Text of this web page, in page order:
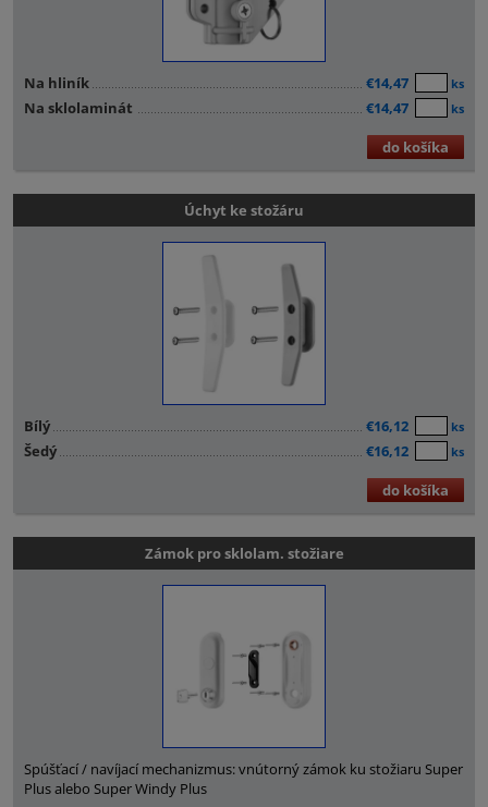
Na hliník €14,47 ks
Na sklolaminát €14,47 ks
do košíka
Úchyt ke stožáru
Bílý €16,12 ks
Šedý €16,12 ks
do košíka
Zámok pro sklolam. stožiare
Spúšťací / navíjací mechanizmus: vnútorný zámok ku stožiaru Super
Plus alebo Super Windy Plus